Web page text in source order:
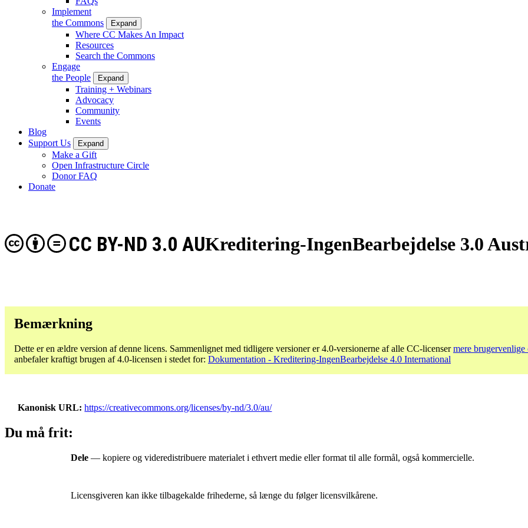
Implement
the Commons
Expand
Where CC Makes An Impact
Resources
Search the Commons
Engage
the People
Expand
Training + Webinars
Advocacy
Community
Events
Blog
Support Us
Expand
Make a Gift
Open Infrastructure Circle
Donor FAQ
Donate
Kreditering-IngenBearbejdelse 3.0
CC BY-ND 3.0 AU
Bemærkning
Dette er en ældre version af denne licens. Sammenlignet med tidligere versioner er 4.0-versionerne af alle CC-licensermere
anbefaler kraftigt brugen af ​​4.0-licensen i stedet for: Dokumentation - Kreditering-IngenBearbejdelse 4.0 International
Kanonisk URL https://creativecommons.org/licenses/by-nd/3.0/au/
Du må frit:
Dele — kopiere og videredistribuere materialet i ethvert medie eller format til alle formål, også kommercielle.
Licensgiveren kan ikke tilbagekalde frihederne, så længe du følger licensvilkårene.